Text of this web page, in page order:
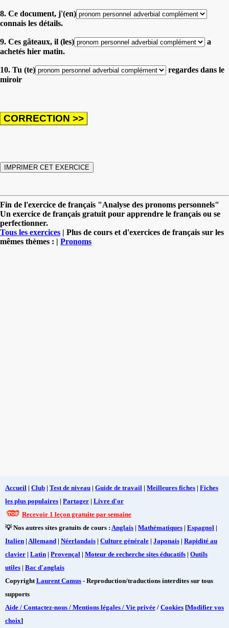
8. Ce document, j'(en)
connais les détails.
9. Ces gâteaux, il (les)
a
achetés hier matin.
10. Tu (te)
regardes dans le
miroir
Fin de l'exercice de français "Analyse des pronoms personnels"
Un exercice de français gratuit pour apprendre le français ou se
perfectionner.
Tous les exercices | Plus de cours et d'exercices de français sur les
mêmes thèmes : | Pronoms
Accueil | Club | Test de niveau | Guide de travail | Meilleures fiches | Fiches
les plus populaires | Partager | Livre d'or
Recevoir 1 leçon gratuite par semaine
💡 Nos autres sites gratuits de cours : Anglais | Mathématiques | Espagnol |
Italien | Allemand | Néerlandais | Culture générale | Japonais | Rapidité au
clavier | Latin | Provençal | Moteur de recherche sites éducatifs | Outils
utiles | Bac d'anglais
Copyright Laurent Camus - Reproduction/traductions interdites sur tous
supports
Aide / Contactez-nous / Mentions légales / Vie privée / Cookies [Modifier vos
choix]